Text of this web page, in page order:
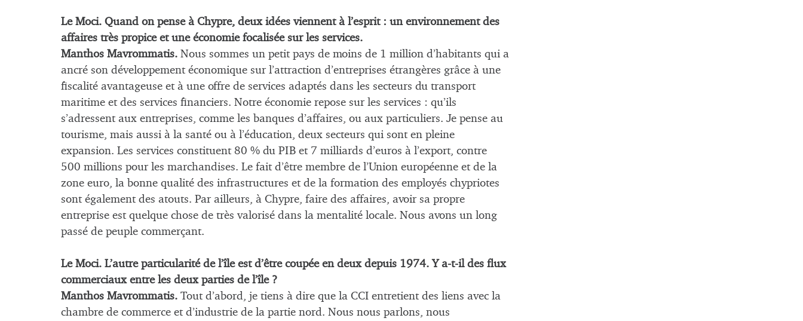
Le Moci. Quand on pense à Chypre, deux idées viennent à l’esprit : un environnement des
affaires très propice et une économie focalisée sur les services.
Manthos Mavrommatis. Nous sommes un petit pays de moins de 1 million d’habitants qui a
ancré son développement économique sur l’attraction d’entreprises étrangères grâce à une
fiscalité avantageuse et à une offre de services adaptés dans les secteurs du transport
maritime et des services financiers. Notre économie repose sur les services : qu’ils
s’adressent aux entreprises, comme les banques d’affaires, ou aux particuliers. Je pense au
tourisme, mais aussi à la santé ou à l’éducation, deux secteurs qui sont en pleine
expansion. Les services constituent 80 % du PIB et 7 milliards d’euros à l’export, contre
500 millions pour les marchandises. Le fait d’être membre de l’Union européenne et de la
zone euro, la bonne qualité des infrastructures et de la formation des employés chypriotes
sont également des atouts. Par ailleurs, à Chypre, faire des affaires, avoir sa propre
entreprise est quelque chose de très valorisé dans la mentalité locale. Nous avons un long
passé de peuple commerçant.
Le Moci. L’autre particularité de l’île est d’être coupée en deux depuis 1974. Y a-t-il des flux
commerciaux entre les deux parties de l’île ?
Manthos Mavrommatis. Tout d’abord, je tiens à dire que la CCI entretient des liens avec la
chambre de commerce et d’industrie de la partie nord. Nous nous parlons, nous